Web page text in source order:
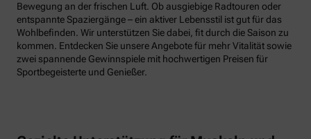
Bewegung an der frischen Luft. Ob ausgiebige Radtouren oder
entspannte Spaziergänge – ein aktiver Lebensstil ist gut für das
Wohlbefinden. Wir unterstützen Sie dabei, fit durch die Saison zu
kommen. Entdecken Sie unsere Angebote für mehr Vitalität sowie
zwei spannende Gewinnspiele mit hochwertigen Preisen für
Sportbegeisterte und Genießer.